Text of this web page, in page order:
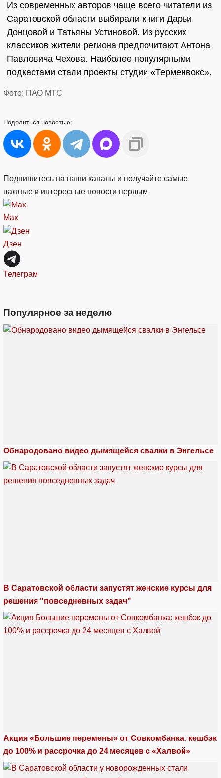
Из современных авторов чаще всего читатели из
Саратовской области выбирали книги Дарьи
Донцовой и Татьяны Устиновой. Из русских
классиков жители региона предпочитают Антона
Павловича Чехова. Наиболее популярными
подкастами стали проекты студии «Терменвокс».
Фото: ПАО МТС
Поделиться новостью:
Подпишитесь на наши каналы и получайте самые
важные и интересные новости первым
Max
Дзен
Телеграм
Популярное за неделю
Обнародовано видео дымящейся свалки в Энгельсе
В Саратовской области запустят женские курсы для
решения "повседневных задач"
Акция «Большие перемены» от Совкомбанка: кешбэк
до 100% и рассрочка до 24 месяцев с «Халвой»